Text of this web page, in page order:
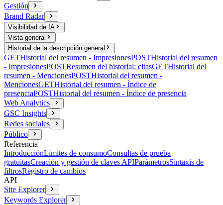
Gestión
Brand Radar
Visibilidad de IA
Vista general
Historial de la descripción general
GETHistorial del resumen - ImpresionesPOSTHistorial del resumen
- ImpresionesPOSTResumen del historial: citasGETHistorial del
resumen - MencionesPOSTHistorial del resumen -
MencionesGETHistorial del resumen - Índice de
presenciaPOSTHistorial del resumen - Índice de presencia
Web Analytics
GSC Insights
Redes sociales
Público
Referencia
IntroducciónLímites de consumoConsultas de prueba
gratuitasCreación y gestión de claves APIParámetrosSintaxis de
filtrosRegistro de cambios
API
Site Explorer
Keywords Explorer